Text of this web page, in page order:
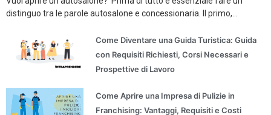
distinguo tra le parole autosalone e concessionaria. Il primo,...
Come Diventare una Guida Turistica: Guida
con Requisiti Richiesti, Corsi Necessari e
Prospettive di Lavoro
Come Aprire una Impresa di Pulizie in
Franchising: Vantaggi, Requisiti e Costi